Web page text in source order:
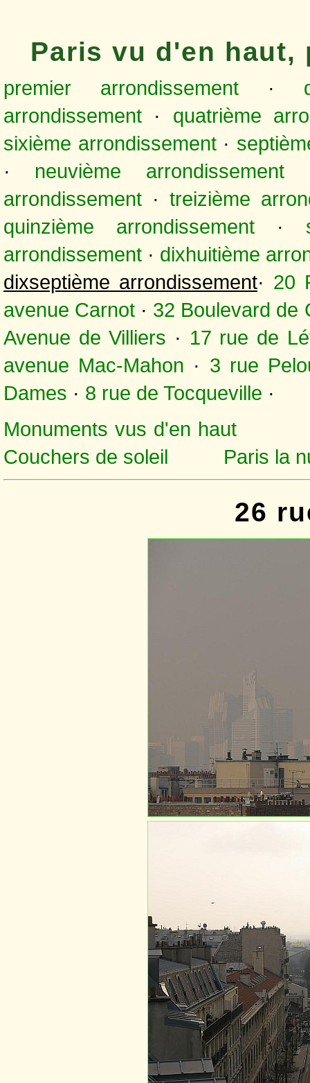
Paris vu d'en haut,
premier arrondissement·
arrondissement · quatrième
sixième arrondissement·
· neuvième arrondissement
arrondissement ·treizième
quinzième arrondissement ·
arrondissement · dixhuitième
dixseptième arrondissement· 20
avenue Carnot · 32 Boulevard de
Avenue de Villiers · 17 rue de
avenue Mac-Mahon · 3 rue
Dames · 8 rue de Tocqueville ·
Monuments vus d'en haut
Couchers de soleil
Paris la
26